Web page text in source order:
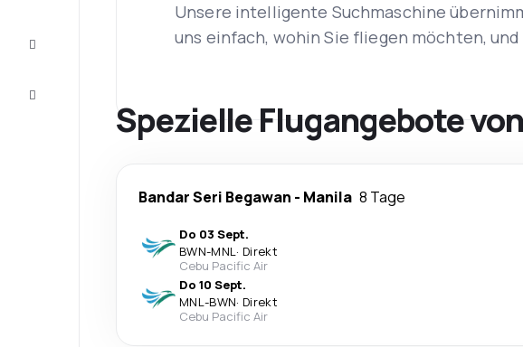
Unsere intelligente Suchmaschine
uns einfach, wohin Sie fliegen möchten, und
Spezielle Flugangebote
Bandar Seri Begawan - Manila 8 Tage
Do 03 Sept.
BWN-MNL· Direkt
Cebu Pacific Air
Do 10 Sept.
MNL-BWN· Direkt
Cebu Pacific Air